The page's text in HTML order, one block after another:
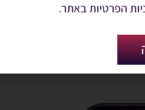
- בואו להציץ פנימה
הפרטיות באתר.